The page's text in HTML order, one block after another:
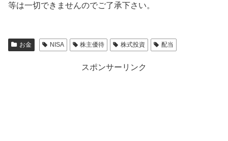
等は一切できませんのでご了承下さい。
お金 NISA 株主優待 株式投資 配当
スポンサーリンク